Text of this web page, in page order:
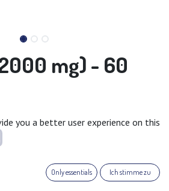
mg) - 60
EPA und DHA tragen zur
you a better user experience on this
Only essentials Ich stimme zu